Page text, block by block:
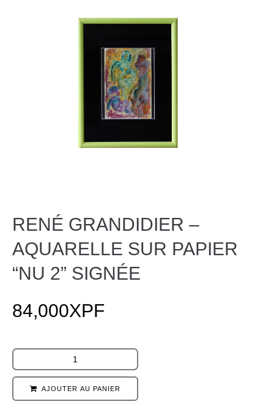
RENÉ GRANDIDIER –
AQUARELLE SUR PAPIER
“NU 2” SIGNÉE
84,000XPF
AJOUTER AU PANIER